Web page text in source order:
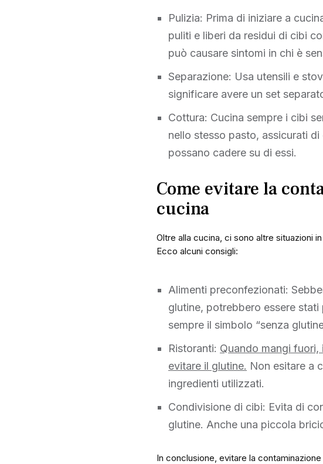
Pulizia: Prima di iniziare a
puliti e liberi da residui di cibi
può causare sintomi in chi è
Separazione: Usa utensili e
significare avere un set
Cottura: Cucina sempre i cibi
nello stesso pasto, assicurati
possano cadere su di essi.
Come evitare la
cucina
Oltre alla cucina, ci sono altre situazioni
Ecco alcuni consigli:
Alimenti preconfezionati:
glutine, potrebbero essere
sempre il simbolo “senza
Ristoranti: Quando mangi fuori,
evitare il glutine. Non esitare a
ingredienti utilizzati.
Condivisione di cibi: Evita di
glutine. Anche una piccola
In conclusione, evitare la